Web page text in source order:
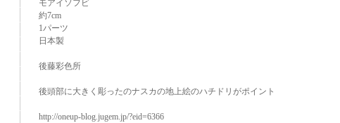
モアイソフビ
約7cm
1パーツ
日本製
後藤彩色所
後頭部に大きく彫ったのナスカの地上絵のハチドリがポイント
http://oneup-blog.jugem.jp/?eid=6366